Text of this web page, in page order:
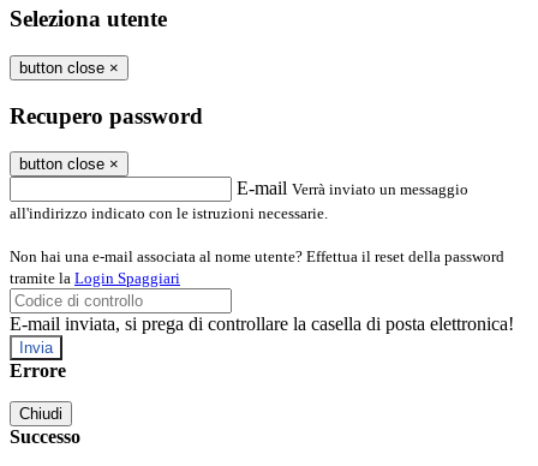
Seleziona utente
button close ×
Recupero password
button close ×
E-mail Verrà inviato un messaggio
all'indirizzo indicato con le istruzioni necessarie.
Non hai una e-mail associata al nome utente? Effettua il reset della password
tramite la Login Spaggiari
E-mail inviata, si prega di controllare la casella di posta elettronica!
Errore
Chiudi
Successo